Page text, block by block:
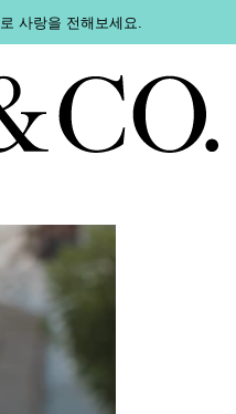
로 사랑을 전해보세요.